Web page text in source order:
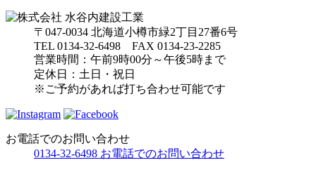
〒047-0034 北海道小樽市緑2丁目27番6号
TEL 0134-32-6498 FAX 0134-23-2285
営業時間：午前9時00分～午後5時まで
定休日：土日・祝日
※ご予約があれば打ち合わせ可能です
お電話でのお問い合わせ
0134-32-6498 お電話でのお問い合わせ